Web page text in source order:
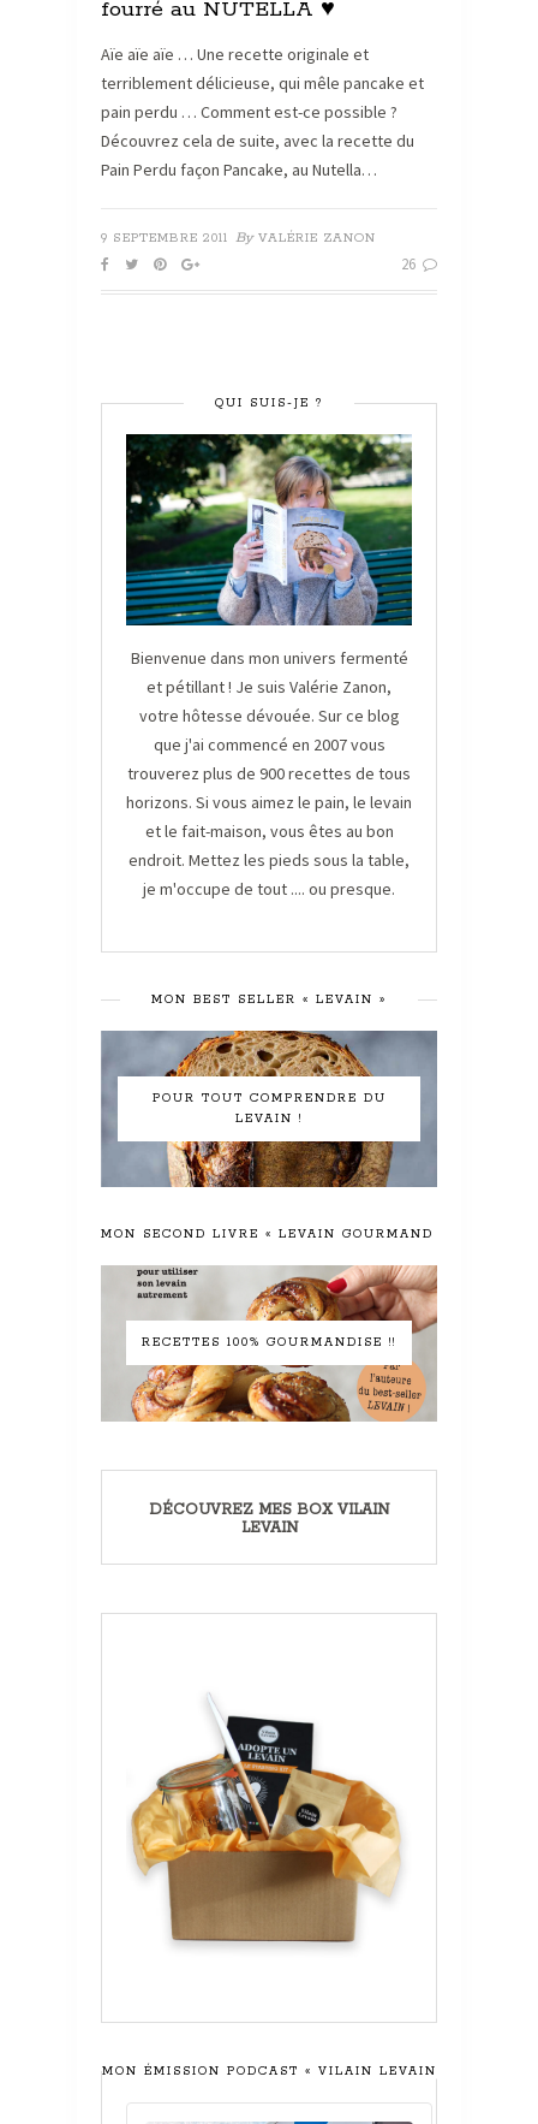
fourré au NUTELLA ♥
Aïe aïe aïe … Une recette originale et
terriblement délicieuse, qui mêle pancake et
pain perdu … Comment est-ce possible ?
Découvrez cela de suite, avec la recette du
Pain Perdu façon Pancake, au Nutella…
9 SEPTEMBRE 2011 By VALÉRIE ZANON
26
QUI SUIS-JE ?
Bienvenue dans mon univers fermenté
et pétillant ! Je suis Valérie Zanon,
votre hôtesse dévouée. Sur ce blog
que j'ai commencé en 2007 vous
trouverez plus de 900 recettes de tous
horizons. Si vous aimez le pain, le levain
et le fait-maison, vous êtes au bon
endroit. Mettez les pieds sous la table,
je m'occupe de tout .... ou presque.
MON BEST SELLER « LEVAIN »
POUR TOUT COMPRENDRE DU
LEVAIN !
MON SECOND LIVRE « LEVAIN GOURMAND »
RECETTES 100% GOURMANDISE !!
DÉCOUVREZ MES BOX VILAIN
LEVAIN
MON ÉMISSION PODCAST « VILAIN LEVAIN »